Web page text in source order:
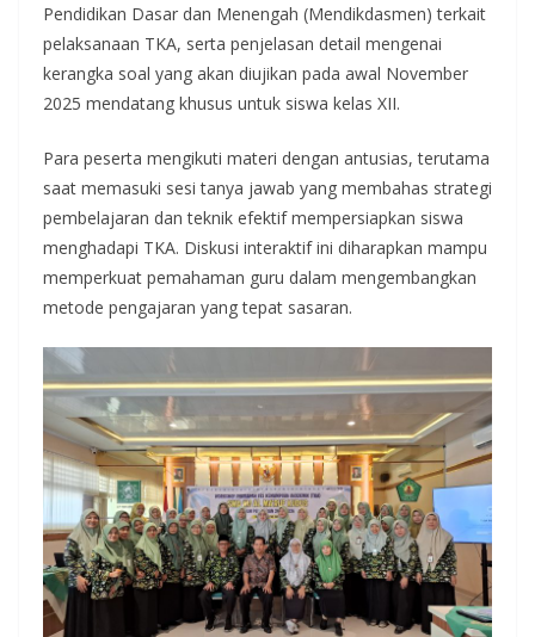
Pendidikan Dasar dan Menengah (Mendikdasmen) terkait
pelaksanaan TKA, serta penjelasan detail mengenai
kerangka soal yang akan diujikan pada awal November
2025 mendatang khusus untuk siswa kelas XII.
Para peserta mengikuti materi dengan antusias, terutama
saat memasuki sesi tanya jawab yang membahas strategi
pembelajaran dan teknik efektif mempersiapkan siswa
menghadapi TKA. Diskusi interaktif ini diharapkan mampu
memperkuat pemahaman guru dalam mengembangkan
metode pengajaran yang tepat sasaran.